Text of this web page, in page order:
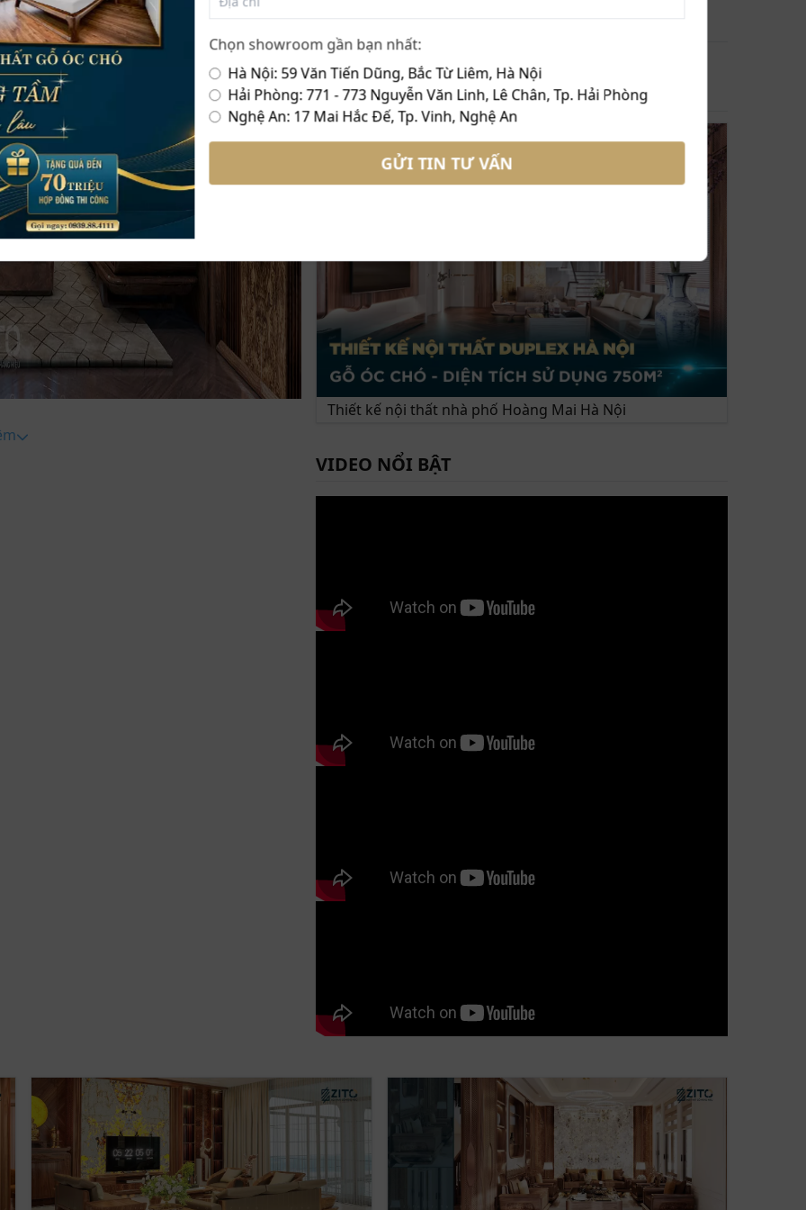
DỰ ÁN NỔI BẬT
Thiết kế nội thất nhà phố Hoàng Mai Hà Nội
VIDEO NỔI BẬT
Chọn showroom gần bạn nhất:
Hà Nội: 59 Văn Tiến Dũng, Bắc Từ Liêm, Hà Nội
Hải Phòng: 771 - 773 Nguyễn Văn Linh, Lê Chân, Tp. Hải Phòng
Nghệ An: 17 Mai Hắc Đế, Tp. Vinh, Nghệ An
GỬI TIN TƯ VẤN